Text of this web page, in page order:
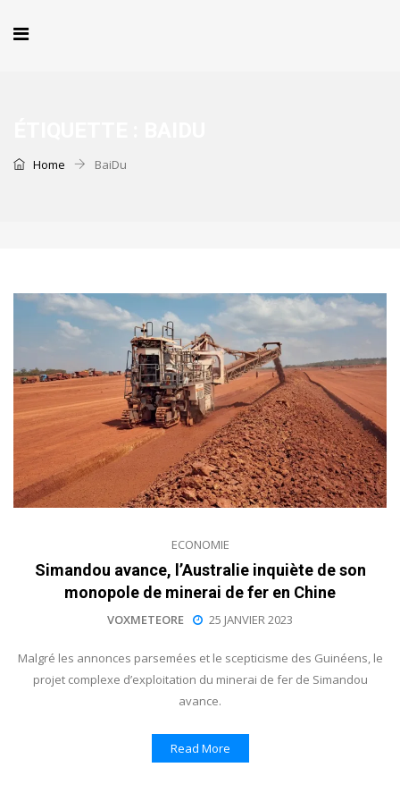
Home BaiDu
ECONOMIE
Simandou avance, l’Australie inquiète de son
monopole de minerai de fer en Chine
VOXMETEORE 25 JANVIER 2023
Malgré les annonces parsemées et le scepticisme des Guinéens, le
projet complexe d’exploitation du minerai de fer de Simandou
avance.
Read More